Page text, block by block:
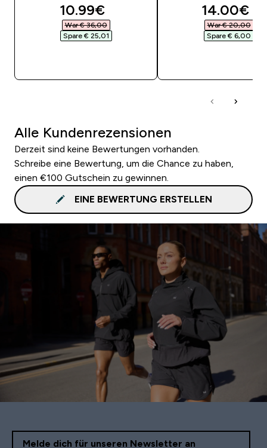
discounted price
10.99€‎
War € 36,00‎
Spare € 25,01‎
14.00€‎
War € 20,00‎
Spare € 6,00‎
Alle Kundenrezensionen
Derzeit sind keine Bewertungen vorhanden.
Schreibe eine Bewertung, um die Chance zu haben,
einen €100 Gutschein zu gewinnen.
EINE BEWERTUNG ERSTELLEN
Melde dich für unseren Newsletter an